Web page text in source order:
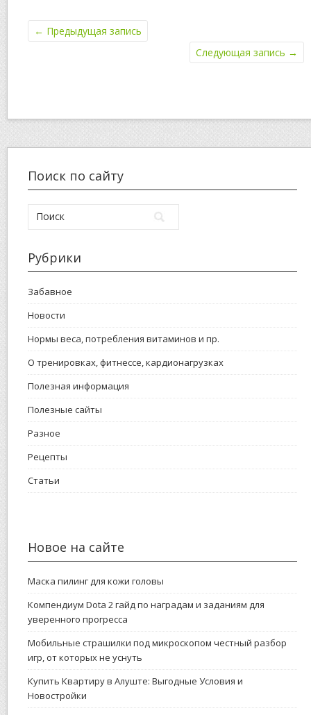
← Предыдущая запись
Следующая запись →
Поиск по сайту
Рубрики
Забавное
Новости
Нормы веса, потребления витаминов и пр.
О тренировках, фитнессе, кардионагрузках
Полезная информация
Полезные сайты
Разное
Рецепты
Статьи
Новое на сайте
Маска пилинг для кожи головы
Компендиум Dota 2 гайд по наградам и заданиям для
уверенного прогресса
Мобильные страшилки под микроскопом честный разбор
игр, от которых не уснуть
Купить Квартиру в Алуште: Выгодные Условия и
Новостройки